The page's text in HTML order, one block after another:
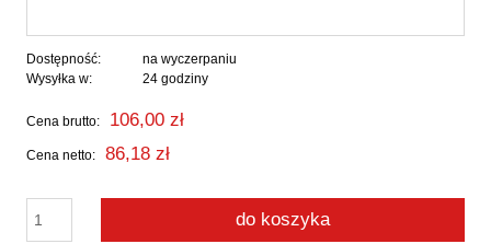
Dostępność:
na wyczerpaniu
Wysyłka w:
24 godziny
Cena brutto: 106,00 zł
Cena netto: 86,18 zł
do koszyka